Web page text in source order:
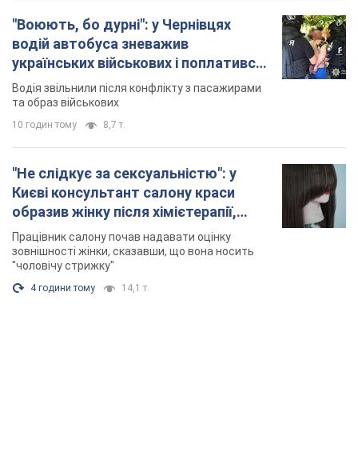
"Воюють, бо дурні": у Чернівцях
водій автобуса зневажив
українських військових і поплатився.
Відео
Водія звільнили після конфлікту з пасажирами
та образ військових
10 годин тому 8,7 т.
"Не слідкує за сексуальністю": у
Києві консультант салону краси
образив жінку після хімієтерапії,
розгорівся скандал. Фото
Працівник салону почав надавати оцінку
зовнішності жінки, сказавши, що вона носить
"чоловічу стрижку"
4 години тому 14,1 т.